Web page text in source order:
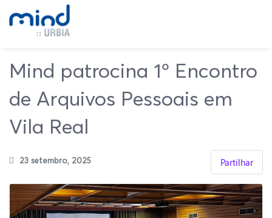
Mind patrocina 1º Encontro
de Arquivos Pessoais em
Vila Real
Partilhar
23 setembro, 2025